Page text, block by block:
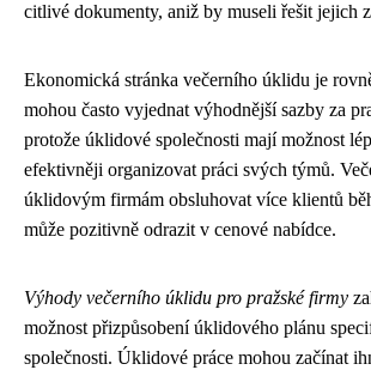
citlivé dokumenty, aniž by museli řešit jejich
Ekonomická stránka večerního úklidu je
mohou často vyjednat výhodnější sazby za
protože úklidové společnosti mají možnost
efektivněji organizovat práci svých týmů.
úklidovým firmám obsluhovat více klientů
může pozitivně odrazit v cenové nabídce.
Výhody večerního úklidu pro pražské firmy
možnost přizpůsobení úklidového plánu
společnosti. Úklidové práce mohou začínat